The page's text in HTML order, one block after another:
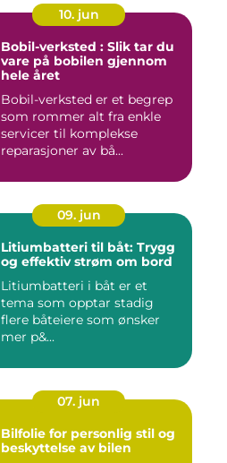
10. jun
Bobil-verksted : Slik tar du
vare på bobilen gjennom
hele året
Bobil-verksted er et begrep
som rommer alt fra enkle
servicer til komplekse
reparasjoner av bå...
09. jun
Litiumbatteri til båt: Trygg
og effektiv strøm om bord
Litiumbatteri i båt er et
tema som opptar stadig
flere båteiere som ønsker
mer p&...
07. jun
Bilfolie for personlig stil og
beskyttelse av bilen